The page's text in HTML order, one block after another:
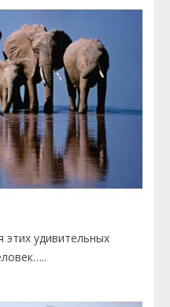
удивительных